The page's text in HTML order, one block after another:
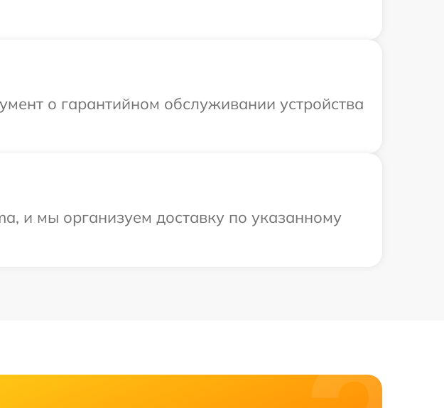
о гарантийном обслуживании устройства
и мы организуем доставку по указанному